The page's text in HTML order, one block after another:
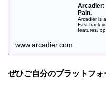
Arcadier:
Pain.
Arcadier is
Fast-track
features,
www.arcadier.com
ぜひご自分のプラットフ